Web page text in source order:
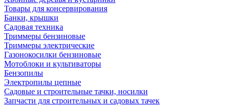
Товары для консервирования
Банки, крышки
Садовая техника
Триммеры бензиновые
Триммеры электрические
Газонокосилки бензиновые
Мотоблоки и культиваторы
Бензопилы
Электропилы цепные
Садовые и строительные тачки, носилки
Запчасти для строительных и садовых тачек